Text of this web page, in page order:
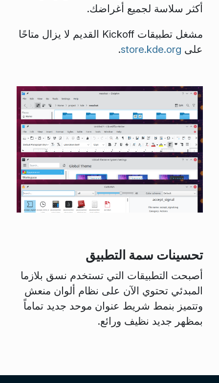
أكثر سلاسة لجميع أغراضك.
مشغل تطبيقات Kickoff القديم لا يزال متاحًا
على store.kde.org
.
تحسينات سمة التطبيق
أصبحت التطبيقات التي تستخدم نسق بلازما
المبدئي تحتوي الآن على نظام ألوان منعش
وتتميز بنمط شريط عنوان موحد جديد تماماً
بمظهر جديد نظيف ورائع.